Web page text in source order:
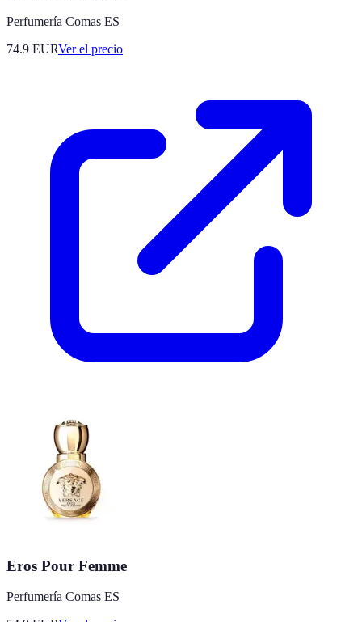
Perfumería Comas ES
74.9 EURVer el precio
Eros Pour Femme
Perfumería Comas ES